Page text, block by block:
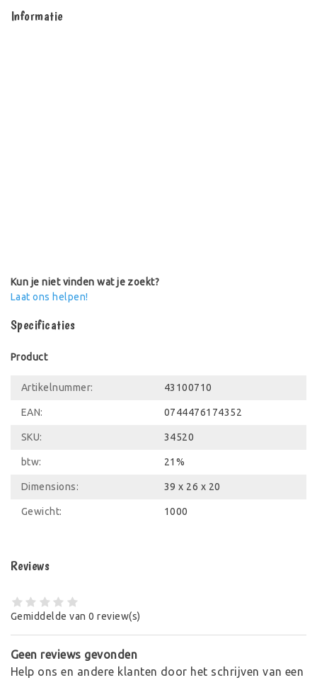
Informatie
Kun je niet vinden wat je zoekt?
Laat ons helpen!
Specificaties
Product
Artikelnummer: 43100710
EAN: 0744476174352
SKU: 34520
btw: 21%
Dimensions: 39 x 26 x 20
Gewicht: 1000
Reviews
Gemiddelde van 0 review(s)
Geen reviews gevonden
Help ons en andere klanten door het schrijven van een